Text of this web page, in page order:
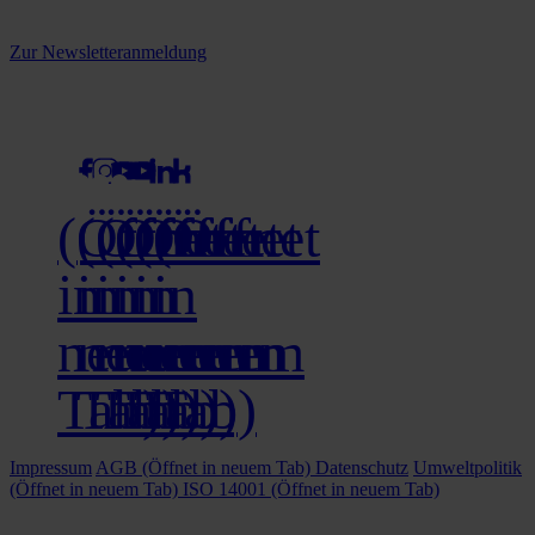
Zur Newsletteranmeldung
(Öffnet
in
neuem
Tab)
(Öffnet
in
neuem
Tab)
(Öffnet
in
neuem
Tab)
(Öffnet
in
neuem
Tab)
(Öffnet
in
neuem
Tab)
(Öffnet
in
neuem
Tab)
Impressum AGB (Öffnet in neuem Tab) Datenschutz Umweltpolitik
(Öffnet in neuem Tab) ISO 14001 (Öffnet in neuem Tab)